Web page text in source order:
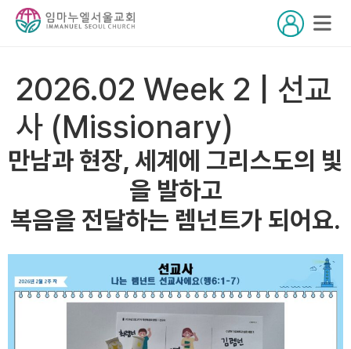
2026.02 Week 2 | 선교
사 (Missionary)
만남과 현장, 세계에 그리스도의 빛
을 발하고
복음을 전달하는 렘넌트가 되어요.